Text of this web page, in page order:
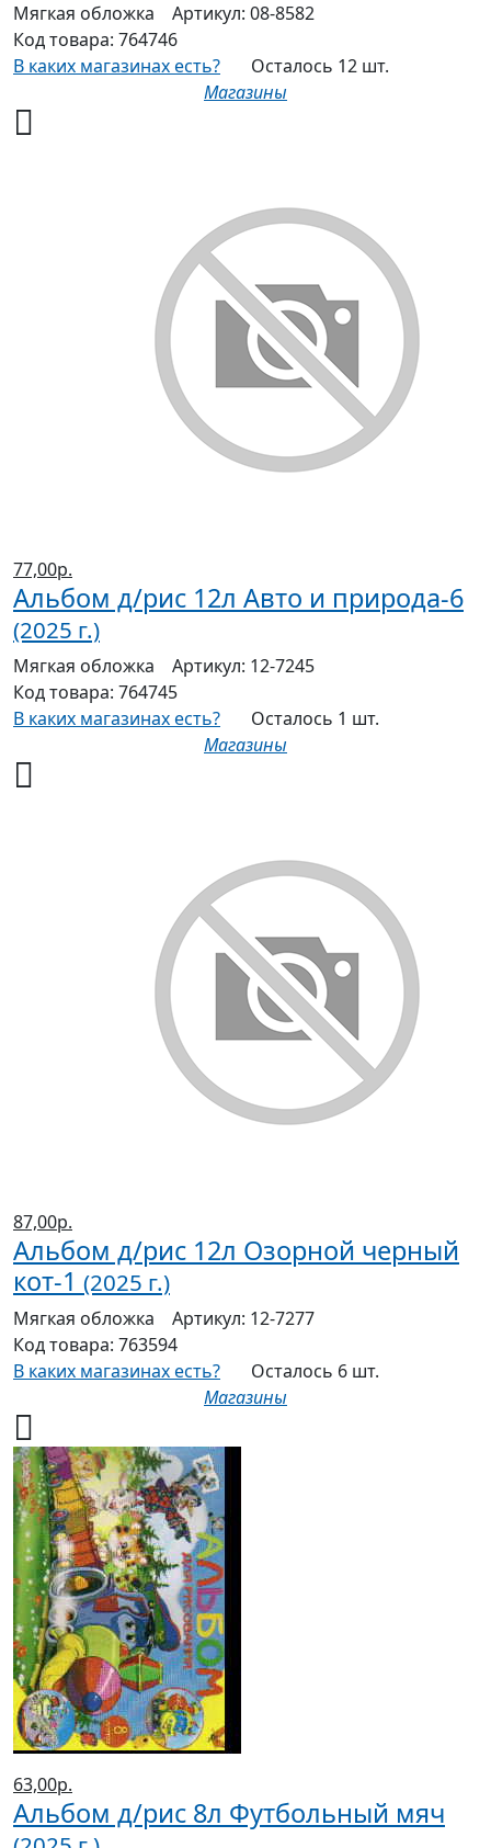
Мягкая обложка Артикул: 08-8582
Код товара: 764746
В каких магазинах есть?
Осталось 12 шт.
Магазины
77,00р.
Альбом д/рис 12л Авто и природа-6
(2025 г.)
Мягкая обложка Артикул: 12-7245
Код товара: 764745
В каких магазинах есть?
Осталось 1 шт.
Магазины
87,00р.
Альбом д/рис 12л Озорной черный
кот-1 (2025 г.)
Мягкая обложка Артикул: 12-7277
Код товара: 763594
В каких магазинах есть?
Осталось 6 шт.
Магазины
63,00р.
Альбом д/рис 8л Футбольный мяч